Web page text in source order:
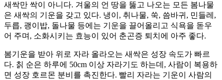
새싹만 싹이 아니다. 겨울의 언 땅을 뚫고 나오는 모든 봄나물
은 새싹의 기운을 갖고 있다. 냉이, 취나물, 쑥, 씀바귀, 민들레,
두릅, 괭이밥, 돌나물 등에는 기운을 끌어올리고 식욕을 돋우
어 주며, 소화시키는 효능이 있어 춘곤증 퇴치에 아주 좋다.
봄기운을 받아 위로 자라 올라오는 새싹은 성장 속도가 빠르
다. 칡 순은 하루에 50cm 이상 자라기도 하는데, 사람이 복용하
면 성장 호르몬 분비를 촉진한다. 빨리 자라는 기운이 사람의